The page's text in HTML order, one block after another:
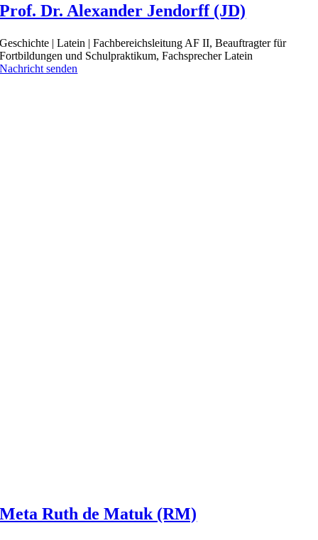
Prof. Dr. Alexander Jendorff (JD)
Geschichte | Latein | Fachbereichsleitung AF II, Beauftragter für
Fortbildungen und Schulpraktikum, Fachsprecher Latein
Nachricht senden
Meta Ruth de Matuk (RM)